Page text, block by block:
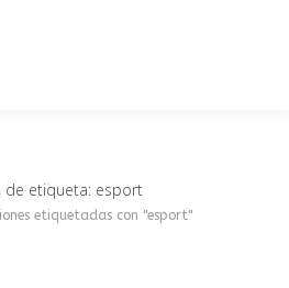
de etiqueta: esport
etiquetadas con "esport"